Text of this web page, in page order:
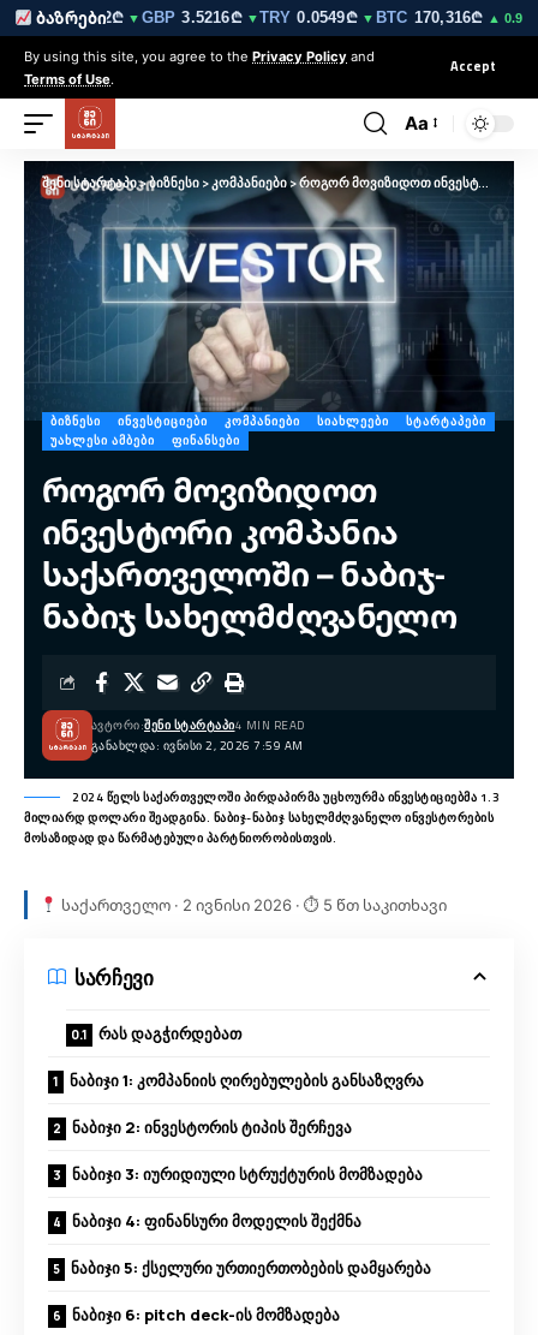
ბაზრები
EUR3.0212₾▼GBP3.5216₾▼TRY0.0549₾▼BTC170,316₾▲ 0.9%
By using this site, you agree to the Privacy Policy and
Terms of Use.
Accept
Aa
შენი სტარტაპი>ბიზნესი>კომპანიები>როგორ მოვიზიდოთ ინვესტორი კომპანია საქართველოში – ნაბიჯ-ნაბიჯ სახელმძღვანელო
ᲑᲘᲖᲜᲔᲡᲘ ᲘᲜᲕᲔᲡᲢᲘᲪᲘᲔᲑᲘ ᲙᲝᲛᲞᲐᲜᲘᲔᲑᲘ ᲡᲘᲐᲮᲚᲔᲔᲑᲘ
ᲡᲢᲐᲠᲢᲐᲞᲔᲑᲘ
ᲣᲐᲮᲚᲔᲡᲘ ᲐᲛᲑᲔᲑᲘ
ᲤᲘᲜᲐᲜᲡᲔᲑᲘ
როგორ მოვიზიდოთ
ინვესტორი კომპანია
საქართველოში – ნაბიჯ-
ნაბიჯ სახელმძღვანელო
ᲒᲐᲜᲐᲮᲚᲓᲐ: ᲘᲕᲜᲘᲡᲘ 2, 2026 7:59 AM
ᲐᲕᲢᲝᲠᲘ:ᲨᲔᲜᲘ ᲡᲢᲐᲠᲢᲐᲞᲘ4 MIN READ
2024 წელს საქართველოში პირდაპირმა უცხოურმა ინვესტიციებმა 1.3
მილიარდ დოლარი შეადგინა. ნაბიჯ-ნაბიჯ სახელმძღვანელო ინვესტორების
მოსაზიდად და წარმატებული პარტნიორობისთვის.
საქართველო · 2 ივნისი 2026 · ⏱ 5 წთ საკითხავი
სარჩევი
რას დაგჭირდებათ
ნაბიჯი 1: კომპანიის ღირებულების განსაზღვრა
ნაბიჯი 2: ინვესტორის ტიპის შერჩევა
ნაბიჯი 3: იურიდიული სტრუქტურის მომზადება
ნაბიჯი 4: ფინანსური მოდელის შექმნა
ნაბიჯი 5: ქსელური ურთიერთობების დამყარება
ნაბიჯი 6: pitch deck-ის მომზადება